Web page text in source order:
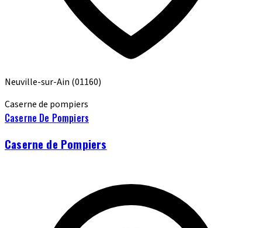
Neuville-sur-Ain (01160)
Caserne de pompiers
Caserne De Pompiers
Caserne de Pompiers